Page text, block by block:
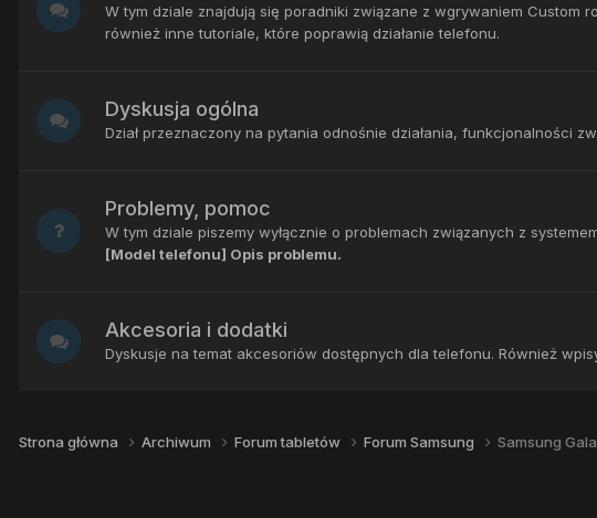
W tym dziale znajdują się poradniki związane z wgrywaniem Custom
również inne tutoriale, które poprawią działanie telefonu.
Dyskusja ogólna
Dział przeznaczony na pytania odnośnie działania, funkcjonalności
Problemy, pomoc
W tym dziale piszemy wyłącznie o problemach związanych z
[Model telefonu] Opis problemu.
Akcesoria i dodatki
Dyskusje na temat akcesoriów dostępnych dla telefonu. Również
Strona główna Archiwum Forum tabletów Forum Samsung Samsung